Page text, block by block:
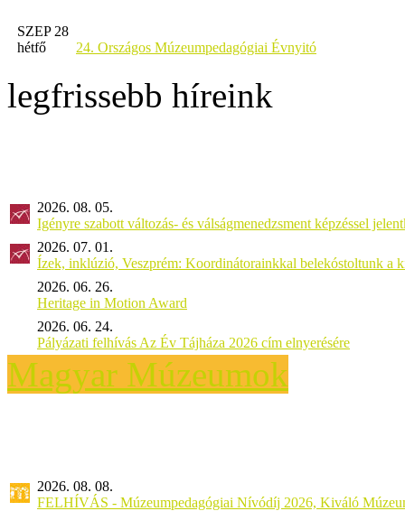
SZEP 28
hétfő
24. Országos Múzeumpedagógiai Évnyitó
legfrissebb híreink
2026. 08. 05.
Igényre szabott változás- és válságmenedzsment képzéssel
2026. 07. 01.
Ízek, inklúzió, Veszprém: Koordinátorainkkal belekóstoltunk a
2026. 06. 26.
Heritage in Motion Award
2026. 06. 24.
Pályázati felhívás Az Év Tájháza 2026 cím elnyerésére
Magyar Múzeumok
2026. 08. 08.
FELHÍVÁS - Múzeumpedagógiai Nívódíj 2026, Kiváló